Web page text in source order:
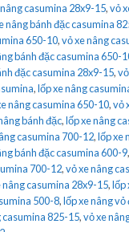
casumina 28x9-15,vỏ
nâng bánh đặc casumina
650-10,vỏ xe nâng
bánh đặc casumina 650-
đặc casumina 28x9-15,
,lốp xe nâng
nâng casumina 650-10,vỏ
bánh đặc,lốp xe nâng
casumina 700-12,lốp xe
bánh đặc casumina 600-9,
700-12,vỏ xe nâng
nâng casumina 28x9-15,lốp
500-8,lốp xe nâng vỏ
casumina 825-15,vỏ xe